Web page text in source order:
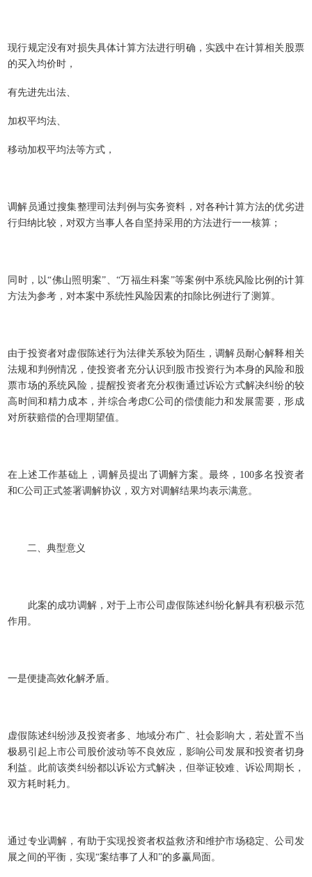
现行规定没有对损失具体计算方法进行明确，实践中在计算相关股票
的买入均价时，
有先进先出法、
加权平均法、
移动加权平均法等方式，
调解员通过搜集整理司法判例与实务资料，对各种计算方法的优劣进
行归纳比较，对双方当事人各自坚持采用的方法进行一一核算；
同时，以“佛山照明案”、“万福生科案”等案例中系统风险比例的计算
方法为参考，对本案中系统性风险因素的扣除比例进行了测算。
由于投资者对虚假陈述行为法律关系较为陌生，调解员耐心解释相关
法规和判例情况，使投资者充分认识到股市投资行为本身的风险和股
票市场的系统风险，提醒投资者充分权衡通过诉讼方式解决纠纷的较
高时间和精力成本，并综合考虑C公司的偿债能力和发展需要，形成
对所获赔偿的合理期望值。
在上述工作基础上，调解员提出了调解方案。最终，100多名投资者
和C公司正式签署调解协议，双方对调解结果均表示满意。
二、典型意义
此案的成功调解，对于上市公司虚假陈述纠纷化解具有积极示范
作用。
一是便捷高效化解矛盾。
虚假陈述纠纷涉及投资者多、地域分布广、社会影响大，若处置不当
极易引起上市公司股价波动等不良效应，影响公司发展和投资者切身
利益。此前该类纠纷都以诉讼方式解决，但举证较难、诉讼周期长，
双方耗时耗力。
通过专业调解，有助于实现投资者权益救济和维护市场稳定、公司发
展之间的平衡，实现“案结事了人和”的多赢局面。